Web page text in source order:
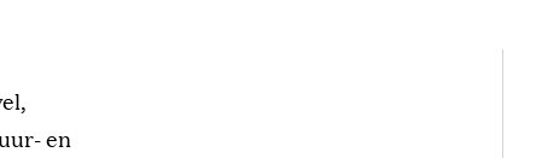
en